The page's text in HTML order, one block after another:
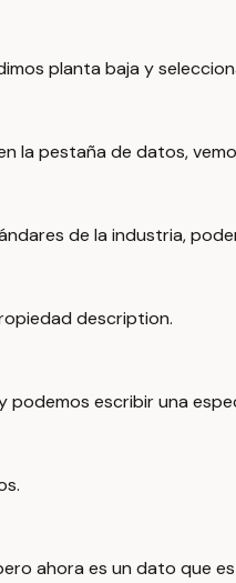
planta baja y
la pestaña de datos,
de la industria,
description.
podemos escribir una
ahora es un dato que